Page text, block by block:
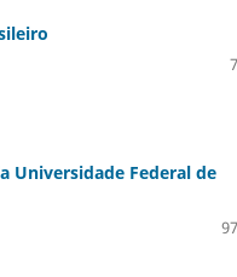
Universidade Federal de